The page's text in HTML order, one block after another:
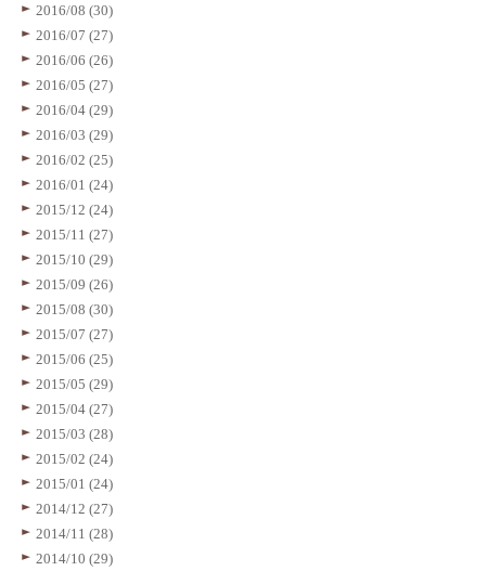
2016/08 (30)
2016/07 (27)
2016/06 (26)
2016/05 (27)
2016/04 (29)
2016/03 (29)
2016/02 (25)
2016/01 (24)
2015/12 (24)
2015/11 (27)
2015/10 (29)
2015/09 (26)
2015/08 (30)
2015/07 (27)
2015/06 (25)
2015/05 (29)
2015/04 (27)
2015/03 (28)
2015/02 (24)
2015/01 (24)
2014/12 (27)
2014/11 (28)
2014/10 (29)